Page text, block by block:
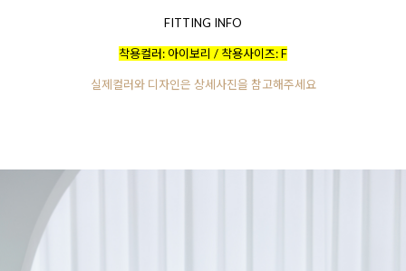
FITTING INFO
착용컬러: 아이보리 / 착용사이즈: F
실제컬러와 디자인은 상세사진을 참고해주세요